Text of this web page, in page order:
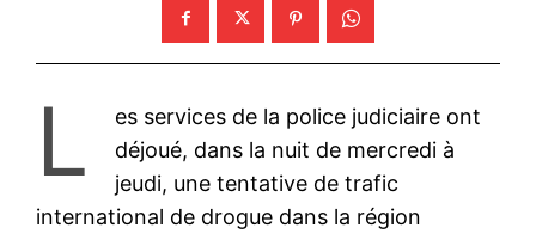
L
es services de la police judiciaire ont
déjoué, dans la nuit de mercredi à
jeudi, une tentative de trafic
international de drogue dans la région